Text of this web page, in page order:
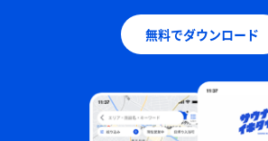
無料でダウンロード